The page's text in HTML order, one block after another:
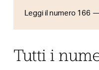
Leggi il numero 166
Tutti i